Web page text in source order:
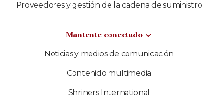
Proveedores y gestión de la cadena de suministro
Mantente conectado
Noticias y medios de comunicación
Contenido multimedia
Shriners International